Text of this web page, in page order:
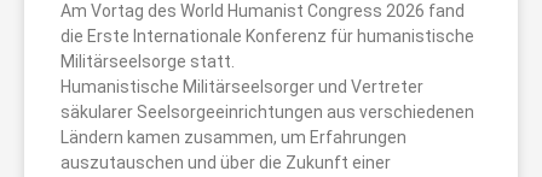
Am Vortag des World Humanist Congress 2026 fand
die Erste Internationale Konferenz für humanistische
Militärseelsorge statt.
Humanistische Militärseelsorger und Vertreter
säkularer Seelsorgeeinrichtungen aus verschiedenen
Ländern kamen zusammen, um Erfahrungen
auszutauschen und über die Zukunft einer